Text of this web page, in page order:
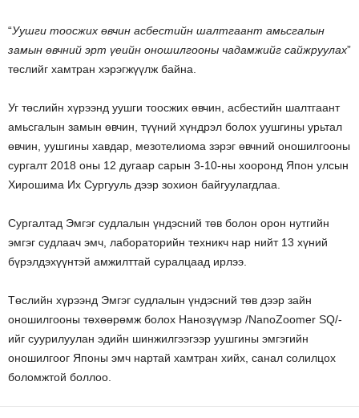
“Уушги тоосжих өвчин асбестийн шалтгаант амьсгалын
замын өвчний эрт үеийн оношилгооны чадамжийг сайжруулах”
төслийг хамтран хэрэгжүүлж байна.
Уг төслийн хүрээнд уушги тоосжих өвчин, асбестийн шалтгаант
амьсгалын замын өвчин, түүний хүндрэл болох уушгины урьтал
өвчин, уушгины хавдар, мезотелиома зэрэг өвчний оношилгооны
сургалт 2018 оны 12 дугаар сарын 3-10-ны хооронд Япон улсын
Хирошима Их Сургууль дээр зохион байгуулагдлаа.
Сургалтад Эмгэг судлалын үндэсний төв болон орон нутгийн
эмгэг судлаач эмч, лабораторийн техникч нар нийт 13 хүний
бүрэлдэхүүнтэй амжилттай суралцаад ирлээ.
Төслийн хүрээнд Эмгэг судлалын үндэсний төв дээр зайн
оношилгооны төхөөрөмж болох Нанозүүмэр /NanoZoomer SQ/-
ийг суурилуулан эдийн шинжилгээгээр уушгины эмгэгийн
оношилгоог Японы эмч нартай хамтран хийх, санал солилцох
боломжтой боллоо.